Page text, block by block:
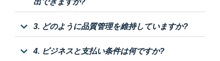
出できますか?
3. どのように品質管理を維持していますか?
4. ビジネスと支払い条件は何ですか?